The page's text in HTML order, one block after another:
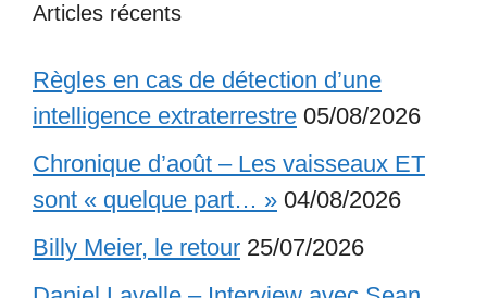
Articles récents
Règles en cas de détection d’une
intelligence extraterrestre 05/08/2026
Chronique d’août – Les vaisseaux ET
sont « quelque part… » 04/08/2026
Billy Meier, le retour 25/07/2026